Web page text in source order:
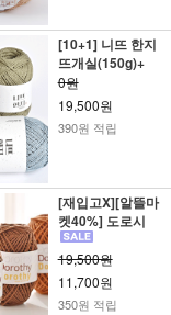
[10+1] 니뜨 한지
뜨개실(150g)+
0원
19,500원
390원 적립
[재입고X][알뜰마
켓40%] 도로시
19,500원
11,700원
350원 적립